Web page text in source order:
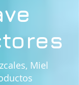
Miel